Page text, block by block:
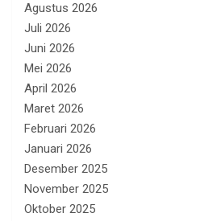
Agustus 2026
Juli 2026
Juni 2026
Mei 2026
April 2026
Maret 2026
Februari 2026
Januari 2026
Desember 2025
November 2025
Oktober 2025